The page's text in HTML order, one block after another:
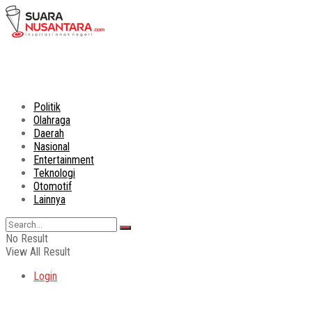
Politik
Olahraga
Daerah
Nasional
Entertainment
Teknologi
Otomotif
Lainnya
No Result
View All Result
Login